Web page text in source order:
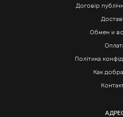
Договір
Обмен и
Політика
Как